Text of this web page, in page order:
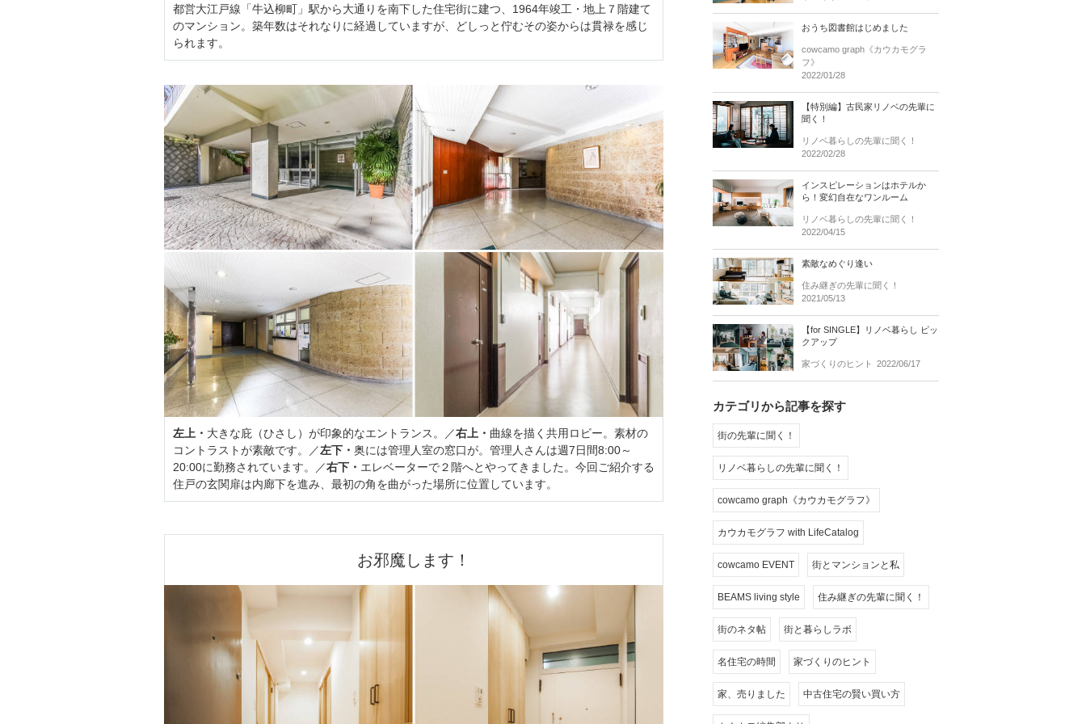
都営大江戸線「牛込柳町」駅から大通りを南下した住宅街に建つ、1964年竣工・地上７階建て
のマンション。築年数はそれなりに経過していますが、どしっと佇むその姿からは貫禄を感じ
られます。
左上・ 大きな庇（ひさし）が印象的なエントランス。／右上・ 曲線を描く共用ロビー。素材の
コントラストが素敵です。／左下・ 奥には管理人室の窓口が。管理人さんは週7日間8:00～
20:00に勤務されています。／右下・ エレベーターで２階へとやってきました。今回ご紹介する
住戸の玄関扉は内廊下を進み、最初の角を曲がった場所に位置しています。
お邪魔します！
おうち図書館はじめました
cowcamo graph《カウカモグラ
フ》
2022/01/28
【特別編】古民家リノベの先輩に
聞く！
リノベ暮らしの先輩に聞く！
2022/02/28
インスピレーションはホテルか
ら！変幻自在なワンルーム
リノベ暮らしの先輩に聞く！
2022/04/15
素敵なめぐり逢い
住み継ぎの先輩に聞く！
2021/05/13
【for SINGLE】リノベ暮らし ピッ
クアップ
家づくりのヒント 2022/06/17
カテゴリから記事を探す
街の先輩に聞く！
リノベ暮らしの先輩に聞く！
cowcamo graph《カウカモグラフ》
カウカモグラフ with LifeCatalog
cowcamo EVENT 街とマンションと私
BEAMS living style 住み継ぎの先輩に聞く！
街のネタ帖 街と暮らしラボ
名住宅の時間 家づくりのヒント
家、売りました 中古住宅の賢い買い方